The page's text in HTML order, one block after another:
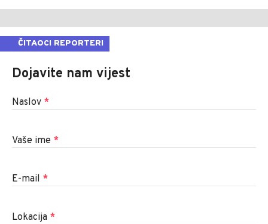
ČITAOCI REPORTERI
Dojavite nam vijest
Naslov *
Vaše ime *
E-mail *
Lokacija *